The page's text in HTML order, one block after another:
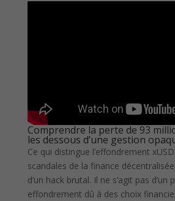
Comprendre la perte de 93
les dessous d’une gestion
Ce qui distingue l’effondrement
scandales de la finance décentralisée,
d’un hack brutal. Il ne s’agit pas d’un
effondrement dû à des choix